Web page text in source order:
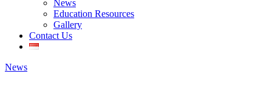
News
Education Resources
Gallery
Contact Us
News